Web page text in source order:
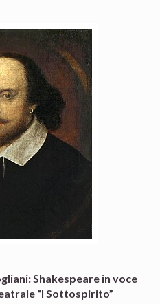
Shakespeare in voce
“I Sottospirito”